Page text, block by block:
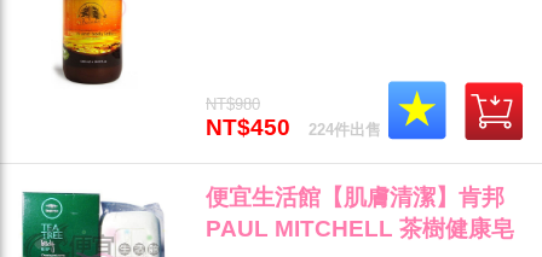
NT$980
NT$450 224件出售
便宜生活館【肌膚清潔】肯邦
PAUL MITCHELL 茶樹健康皂